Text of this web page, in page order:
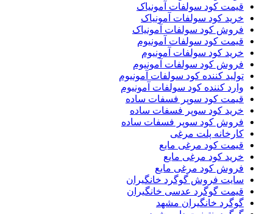
قیمت کود سولفات آمونیاک
خرید کود سولفات آمونیاک
فروش کود سولفات آمونیاک
قیمت کود سولفات آمونیوم
خرید کود سولفات آمونیوم
فروش کود سولفات آمونیوم
تولید کننده کود سولفات آمونیوم
وارد کننده کود سولفات آمونیوم
قیمت کود سوپر فسفات ساده
خرید کود سوپر فسفات ساده
فروش کود سوپر فسفات ساده
کارخانه پلت مرغی
قیمت کود مرغی مایع
خرید کود مرغی مایع
فروش کود مرغی مایع
سایت فروش گوگرد خانگیران
قیمت گوگرد عدسی خانگیران
گوگرد خانگیران مشهد